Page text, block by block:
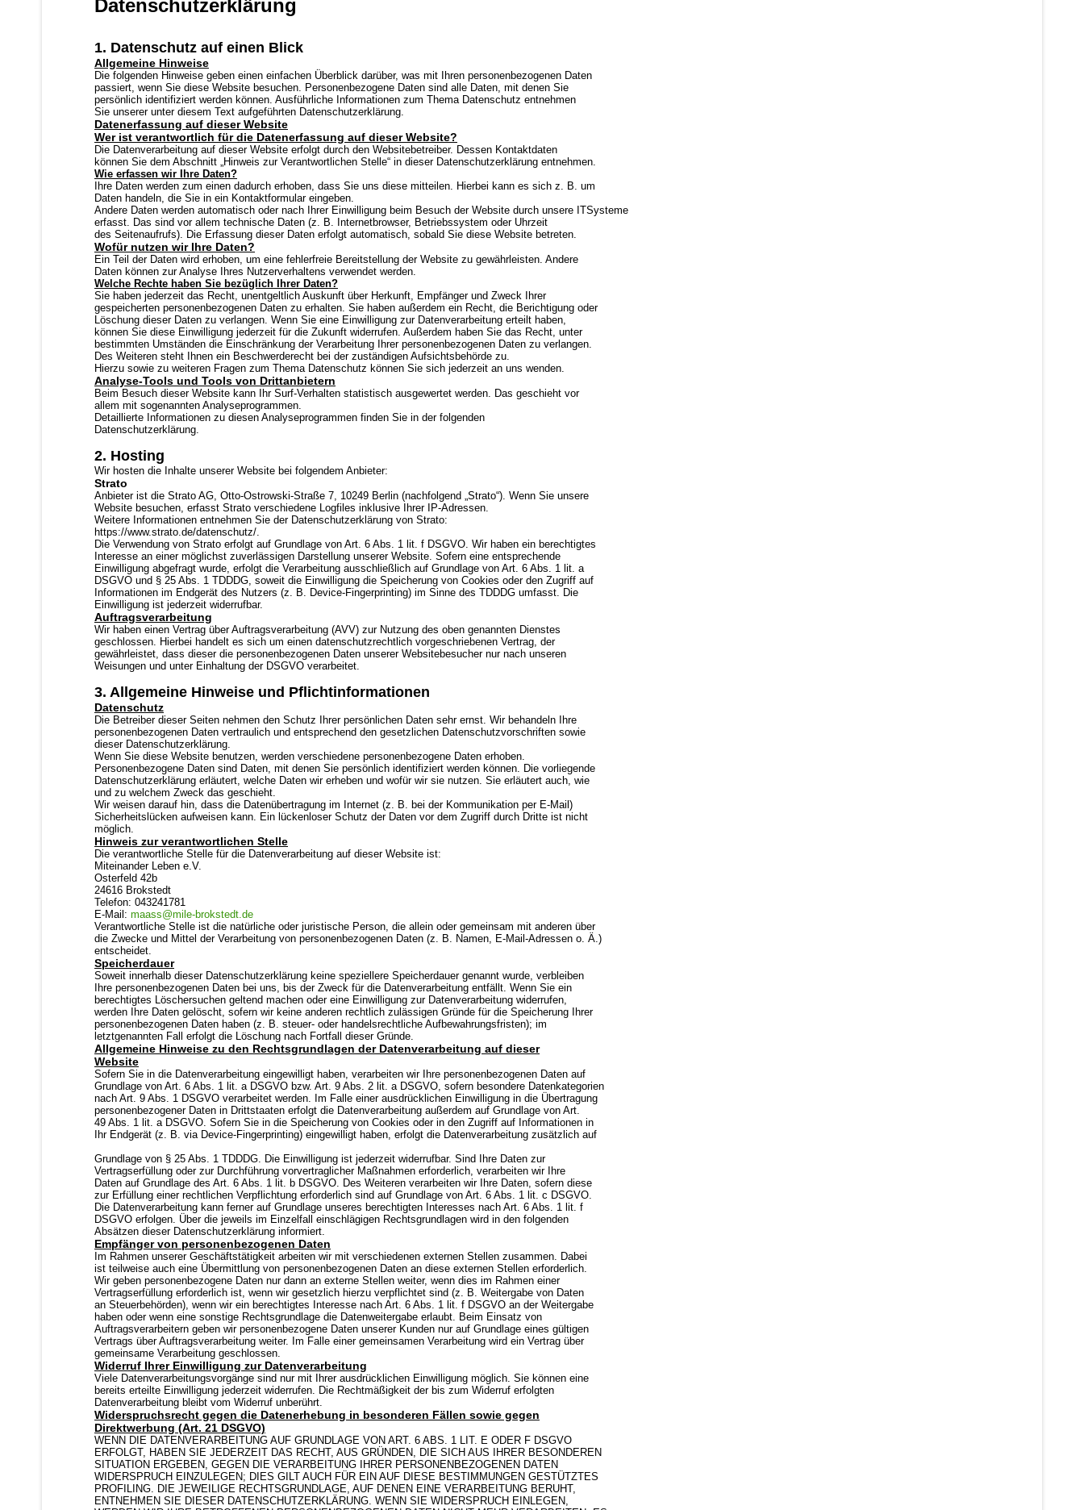
Datenschutzerklärung
Impressum
zurück
Datenschutzerklärung
1. Datenschutz auf einen Blick
Allgemeine Hinweise
Die folgenden Hinweise geben einen einfachen Überblick darüber, was mit Ihren personenbezogenen Daten
passiert, wenn Sie diese Website besuchen. Personenbezogene Daten sind alle Daten, mit denen Sie
persönlich identifiziert werden können. Ausführliche Informationen zum Thema Datenschutz entnehmen
Sie unserer unter diesem Text aufgeführten Datenschutzerklärung.
Datenerfassung auf dieser Website
Wer ist verantwortlich für die Datenerfassung auf dieser Website?
Die Datenverarbeitung auf dieser Website erfolgt durch den Websitebetreiber. Dessen Kontaktdaten
können Sie dem Abschnitt „Hinweis zur Verantwortlichen Stelle“ in dieser Datenschutzerklärung entnehmen.
Wie erfassen wir Ihre Daten?
Ihre Daten werden zum einen dadurch erhoben, dass Sie uns diese mitteilen. Hierbei kann es sich z. B. um
Daten handeln, die Sie in ein Kontaktformular eingeben.
Andere Daten werden automatisch oder nach Ihrer Einwilligung beim Besuch der Website durch unsere ITSysteme
erfasst. Das sind vor allem technische Daten (z. B. Internetbrowser, Betriebssystem oder Uhrzeit
des Seitenaufrufs). Die Erfassung dieser Daten erfolgt automatisch, sobald Sie diese Website betreten.
Wofür nutzen wir Ihre Daten?
Ein Teil der Daten wird erhoben, um eine fehlerfreie Bereitstellung der Website zu gewährleisten. Andere
Daten können zur Analyse Ihres Nutzerverhaltens verwendet werden.
Welche Rechte haben Sie bezüglich Ihrer Daten?
Sie haben jederzeit das Recht, unentgeltlich Auskunft über Herkunft, Empfänger und Zweck Ihrer
gespeicherten personenbezogenen Daten zu erhalten. Sie haben außerdem ein Recht, die Berichtigung oder
Löschung dieser Daten zu verlangen. Wenn Sie eine Einwilligung zur Datenverarbeitung erteilt haben,
können Sie diese Einwilligung jederzeit für die Zukunft widerrufen. Außerdem haben Sie das Recht, unter
bestimmten Umständen die Einschränkung der Verarbeitung Ihrer personenbezogenen Daten zu verlangen.
Des Weiteren steht Ihnen ein Beschwerderecht bei der zuständigen Aufsichtsbehörde zu.
Hierzu sowie zu weiteren Fragen zum Thema Datenschutz können Sie sich jederzeit an uns wenden.
Analyse-Tools und Tools von Drittanbietern
Beim Besuch dieser Website kann Ihr Surf-Verhalten statistisch ausgewertet werden. Das geschieht vor
allem mit sogenannten Analyseprogrammen.
Detaillierte Informationen zu diesen Analyseprogrammen finden Sie in der folgenden
Datenschutzerklärung.
2. Hosting
Wir hosten die Inhalte unserer Website bei folgendem Anbieter:
Strato
Anbieter ist die Strato AG, Otto-Ostrowski-Straße 7, 10249 Berlin (nachfolgend „Strato“). Wenn Sie unsere
Website besuchen, erfasst Strato verschiedene Logfiles inklusive Ihrer IP-Adressen.
Weitere Informationen entnehmen Sie der Datenschutzerklärung von Strato:
https://www.strato.de/datenschutz/.
Die Verwendung von Strato erfolgt auf Grundlage von Art. 6 Abs. 1 lit. f DSGVO. Wir haben ein berechtigtes
Interesse an einer möglichst zuverlässigen Darstellung unserer Website. Sofern eine entsprechende
Einwilligung abgefragt wurde, erfolgt die Verarbeitung ausschließlich auf Grundlage von Art. 6 Abs. 1 lit. a
DSGVO und § 25 Abs. 1 TDDDG, soweit die Einwilligung die Speicherung von Cookies oder den Zugriff auf
Informationen im Endgerät des Nutzers (z. B. Device-Fingerprinting) im Sinne des TDDDG umfasst. Die
Einwilligung ist jederzeit widerrufbar.
Auftragsverarbeitung
Wir haben einen Vertrag über Auftragsverarbeitung (AVV) zur Nutzung des oben genannten Dienstes
geschlossen. Hierbei handelt es sich um einen datenschutzrechtlich vorgeschriebenen Vertrag, der
gewährleistet, dass dieser die personenbezogenen Daten unserer Websitebesucher nur nach unseren
Weisungen und unter Einhaltung der DSGVO verarbeitet.
3. Allgemeine Hinweise und Pflichtinformationen
Datenschutz
Die Betreiber dieser Seiten nehmen den Schutz Ihrer persönlichen Daten sehr ernst. Wir behandeln Ihre
personenbezogenen Daten vertraulich und entsprechend den gesetzlichen Datenschutzvorschriften sowie
dieser Datenschutzerklärung.
Wenn Sie diese Website benutzen, werden verschiedene personenbezogene Daten erhoben.
Personenbezogene Daten sind Daten, mit denen Sie persönlich identifiziert werden können. Die vorliegende
Datenschutzerklärung erläutert, welche Daten wir erheben und wofür wir sie nutzen. Sie erläutert auch, wie
und zu welchem Zweck das geschieht.
Wir weisen darauf hin, dass die Datenübertragung im Internet (z. B. bei der Kommunikation per E-Mail)
Sicherheitslücken aufweisen kann. Ein lückenloser Schutz der Daten vor dem Zugriff durch Dritte ist nicht
möglich.
Hinweis zur verantwortlichen Stelle
Die verantwortliche Stelle für die Datenverarbeitung auf dieser Website ist:
Miteinander Leben e.V.
Osterfeld 42b
24616 Brokstedt
Telefon: 043241781
E-Mail: maass@mile-brokstedt.de
Verantwortliche Stelle ist die natürliche oder juristische Person, die allein oder gemeinsam mit anderen über
die Zwecke und Mittel der Verarbeitung von personenbezogenen Daten (z. B. Namen, E-Mail-Adressen o. Ä.)
entscheidet.
Speicherdauer
Soweit innerhalb dieser Datenschutzerklärung keine speziellere Speicherdauer genannt wurde, verbleiben
Ihre personenbezogenen Daten bei uns, bis der Zweck für die Datenverarbeitung entfällt. Wenn Sie ein
berechtigtes Löschersuchen geltend machen oder eine Einwilligung zur Datenverarbeitung widerrufen,
werden Ihre Daten gelöscht, sofern wir keine anderen rechtlich zulässigen Gründe für die Speicherung Ihrer
personenbezogenen Daten haben (z. B. steuer- oder handelsrechtliche Aufbewahrungsfristen); im
letztgenannten Fall erfolgt die Löschung nach Fortfall dieser Gründe.
Allgemeine Hinweise zu den Rechtsgrundlagen der Datenverarbeitung auf dieser
Website
Sofern Sie in die Datenverarbeitung eingewilligt haben, verarbeiten wir Ihre personenbezogenen Daten auf
Grundlage von Art. 6 Abs. 1 lit. a DSGVO bzw. Art. 9 Abs. 2 lit. a DSGVO, sofern besondere Datenkategorien
nach Art. 9 Abs. 1 DSGVO verarbeitet werden. Im Falle einer ausdrücklichen Einwilligung in die Übertragung
personenbezogener Daten in Drittstaaten erfolgt die Datenverarbeitung außerdem auf Grundlage von Art.
49 Abs. 1 lit. a DSGVO. Sofern Sie in die Speicherung von Cookies oder in den Zugriff auf Informationen in
Ihr Endgerät (z. B. via Device-Fingerprinting) eingewilligt haben, erfolgt die Datenverarbeitung zusätzlich auf
Grundlage von § 25 Abs. 1 TDDDG. Die Einwilligung ist jederzeit widerrufbar. Sind Ihre Daten zur
Vertragserfüllung oder zur Durchführung vorvertraglicher Maßnahmen erforderlich, verarbeiten wir Ihre
Daten auf Grundlage des Art. 6 Abs. 1 lit. b DSGVO. Des Weiteren verarbeiten wir Ihre Daten, sofern diese
zur Erfüllung einer rechtlichen Verpflichtung erforderlich sind auf Grundlage von Art. 6 Abs. 1 lit. c DSGVO.
Die Datenverarbeitung kann ferner auf Grundlage unseres berechtigten Interesses nach Art. 6 Abs. 1 lit. f
DSGVO erfolgen. Über die jeweils im Einzelfall einschlägigen Rechtsgrundlagen wird in den folgenden
Absätzen dieser Datenschutzerklärung informiert.
Empfänger von personenbezogenen Daten
Im Rahmen unserer Geschäftstätigkeit arbeiten wir mit verschiedenen externen Stellen zusammen. Dabei
ist teilweise auch eine Übermittlung von personenbezogenen Daten an diese externen Stellen erforderlich.
Wir geben personenbezogene Daten nur dann an externe Stellen weiter, wenn dies im Rahmen einer
Vertragserfüllung erforderlich ist, wenn wir gesetzlich hierzu verpflichtet sind (z. B. Weitergabe von Daten
an Steuerbehörden), wenn wir ein berechtigtes Interesse nach Art. 6 Abs. 1 lit. f DSGVO an der Weitergabe
haben oder wenn eine sonstige Rechtsgrundlage die Datenweitergabe erlaubt. Beim Einsatz von
Auftragsverarbeitern geben wir personenbezogene Daten unserer Kunden nur auf Grundlage eines gültigen
Vertrags über Auftragsverarbeitung weiter. Im Falle einer gemeinsamen Verarbeitung wird ein Vertrag über
gemeinsame Verarbeitung geschlossen.
Widerruf Ihrer Einwilligung zur Datenverarbeitung
Viele Datenverarbeitungsvorgänge sind nur mit Ihrer ausdrücklichen Einwilligung möglich. Sie können eine
bereits erteilte Einwilligung jederzeit widerrufen. Die Rechtmäßigkeit der bis zum Widerruf erfolgten
Datenverarbeitung bleibt vom Widerruf unberührt.
Widerspruchsrecht gegen die Datenerhebung in besonderen Fällen sowie gegen
Direktwerbung (Art. 21 DSGVO)
WENN DIE DATENVERARBEITUNG AUF GRUNDLAGE VON ART. 6 ABS. 1 LIT. E ODER F DSGVO
ERFOLGT, HABEN SIE JEDERZEIT DAS RECHT, AUS GRÜNDEN, DIE SICH AUS IHRER BESONDEREN
SITUATION ERGEBEN, GEGEN DIE VERARBEITUNG IHRER PERSONENBEZOGENEN DATEN
WIDERSPRUCH EINZULEGEN; DIES GILT AUCH FÜR EIN AUF DIESE BESTIMMUNGEN GESTÜTZTES
PROFILING. DIE JEWEILIGE RECHTSGRUNDLAGE, AUF DENEN EINE VERARBEITUNG BERUHT,
ENTNEHMEN SIE DIESER DATENSCHUTZERKLÄRUNG. WENN SIE WIDERSPRUCH EINLEGEN,